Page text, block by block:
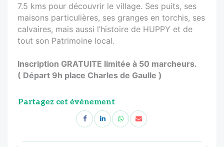
7.5 kms pour découvrir le village. Ses puits, ses
maisons particulières, ses granges en torchis, ses
calvaires, mais aussi l’histoire de HUPPY et de
tout son Patrimoine local.
Inscription GRATUITE limitée à 50 marcheurs.
( Départ 9h place Charles de Gaulle )
Partagez cet événement